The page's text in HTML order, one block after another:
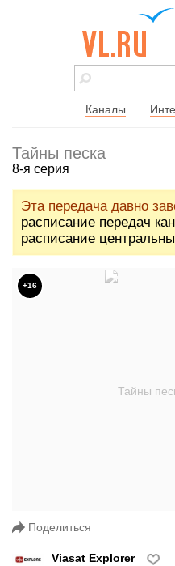
vl.ru - сайт
города
Каналы
Тайны песка
8-я серия
Эта передача давно
расписание передач
расписание
+16
Поделиться
Viasat Explorer